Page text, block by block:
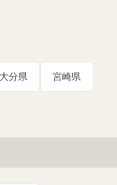
大分県 宮崎県